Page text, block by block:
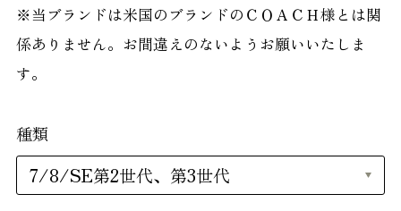
※当ブランドは米国のブランドのＣＯＡＣＨ様とは関
係ありません。お間違えのないようお願いいたしま
す。
種類